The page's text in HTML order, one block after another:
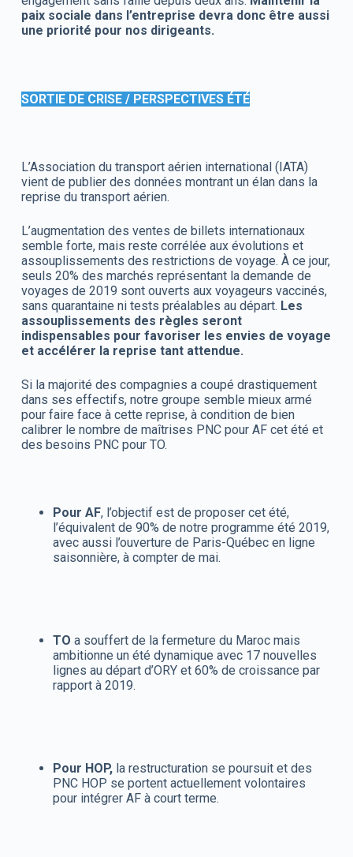
paix sociale dans l’entreprise devra donc être aussi
une priorité pour nos dirigeants.
SORTIE DE CRISE / PERSPECTIVES ÉTÉ
L’Association du transport aérien international (IATA)
vient de publier des données montrant un élan dans la
reprise du transport aérien.
L’augmentation des ventes de billets internationaux
semble forte, mais reste corrélée aux évolutions et
assouplissements des restrictions de voyage. À ce jour,
seuls 20% des marchés représentant la demande de
voyages de 2019 sont ouverts aux voyageurs vaccinés,
sans quarantaine ni tests préalables au départ. Les
assouplissements des règles seront
indispensables pour favoriser les envies de voyage
et accélérer la reprise tant attendue.
Si la majorité des compagnies a coupé drastiquement
dans ses effectifs, notre groupe semble mieux armé
pour faire face à cette reprise, à condition de bien
calibrer le nombre de maîtrises PNC pour AF cet été et
des besoins PNC pour TO.
Pour AF, l’objectif est de proposer cet été,
l’équivalent de 90% de notre programme été 2019,
avec aussi l’ouverture de Paris-Québec en ligne
saisonnière, à compter de mai.
TO a souffert de la fermeture du Maroc mais
ambitionne un été dynamique avec 17 nouvelles
lignes au départ d’ORY et 60% de croissance par
rapport à 2019.
Pour HOP,la restructuration se poursuit et des
PNC HOP se portent actuellement volontaires
pour intégrer AF à court terme.